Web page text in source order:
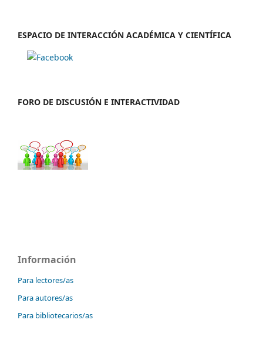
ESPACIO DE INTERACCIÓN ACADÉMICA Y CIENTÍFICA
FORO DE DISCUSIÓN E INTERACTIVIDAD
Información
Para lectores/as
Para autores/as
Para bibliotecarios/as